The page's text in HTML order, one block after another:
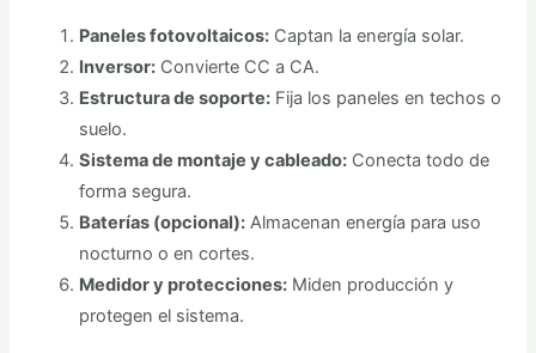
Paneles fotovoltaicos: Captan la energía solar.
Inversor: Convierte CC a CA.
Estructura de soporte: Fija los paneles en techos o
suelo.
Sistema de montaje y cableado: Conecta todo de
forma segura.
Baterías (opcional): Almacenan energía para uso
nocturno o en cortes.
Medidor y protecciones: Miden producción y
protegen el sistema.